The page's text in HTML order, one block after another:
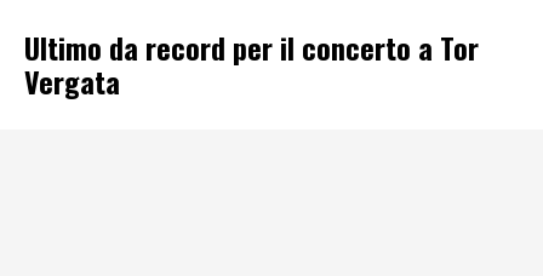
Ultimo da record per il concerto a Tor
Vergata